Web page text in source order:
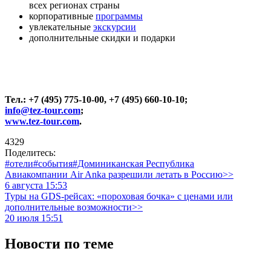
всех регионах страны
корпоративные программы
увлекательные экскурсии
дополнительные скидки и подарки
Тел.: +7 (495) 775-10-00, +7 (495) 660-10-10;
info@tez-tour.com;
www.tez-tour.com.
4329
Поделитесь:
#отели#события#Доминиканская Республика
Авиакомпании Air Anka разрешили летать в Россию>>
6 августа 15:53
Туры на GDS-рейсах: «пороховая бочка» с ценами или
дополнительные возможности>>
20 июля 15:51
Новости по теме